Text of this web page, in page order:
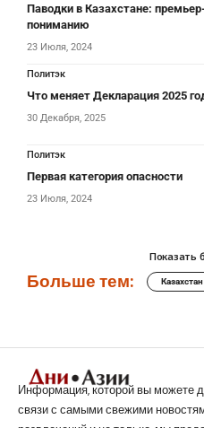
Паводки в Казахстане:
пониманию
23 Июля, 2024
Политэк
Что меняет Декларация 2025
30 Декабря, 2025
Политэк
Первая категория опасности
23 Июля, 2024
Показать
Больше тем: Казахстан
Информация, которой вы можете
связи с самыми свежими